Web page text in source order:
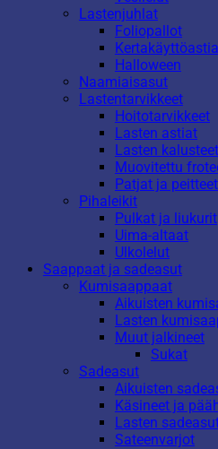
Lastenjuhlat
Foliopallot
Halloween
Naamiaisasut
Lastentarvikkeet
Hoitotarvikkeet
Lasten astiat
Lasten kalusteet
Muovitettu
Patjat ja peitteet
Pihaleikit
Pulkat ja liukurit
Uima-altaat
Ulkolelut
Saappaat ja sadeasut
Kumisaappaat
Aikuisten
Lasten
Muut jalkineet
Sukat
Sadeasut
Aikuisten
Käsineet ja
Lasten
Sateenvarjot